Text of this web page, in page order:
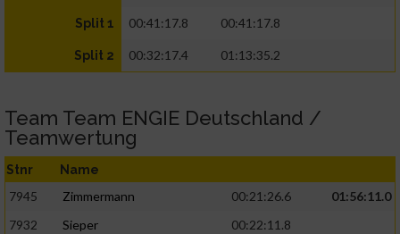
Split 1 00:41:17.8 00:41:17.8
Split 2 00:32:17.4 01:13:35.2
Team Team ENGIE Deutschland /
Teamwertung
Stnr Name
7945 Zimmermann 00:21:26.6
01:56:11.0
7932
Sieper
00:22:11.8